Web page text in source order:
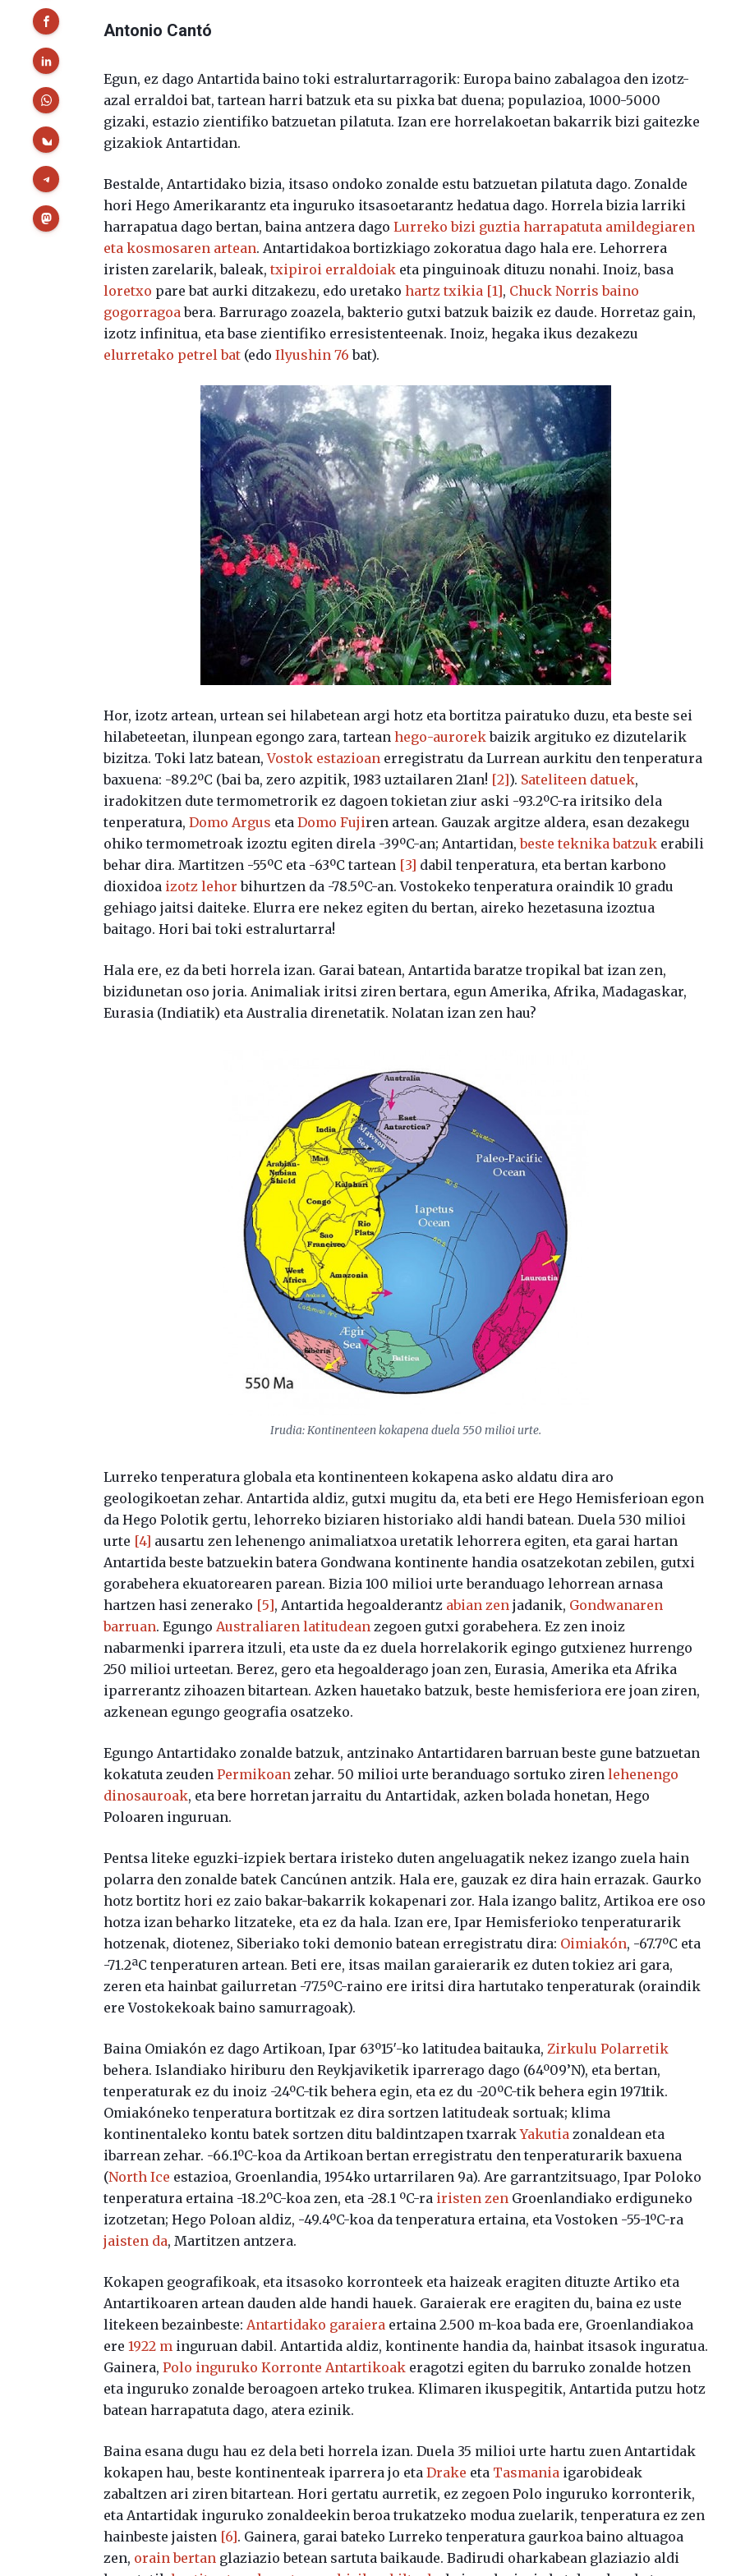
Antonio Cantó
Egun, ez dago Antartida baino toki estralurtarragorik: Europa baino zabalagoa den izotz-
azal erraldoi bat, tartean harri batzuk eta su pixka bat duena; populazioa, 1000-5000
gizaki, estazio zientifiko batzuetan pilatuta. Izan ere horrelakoetan bakarrik bizi gaitezke
gizakiok Antartidan.
Bestalde, Antartidako bizia, itsaso ondoko zonalde estu batzuetan pilatuta dago. Zonalde
hori Hego Amerikarantz eta inguruko itsasoetarantz hedatua dago. Horrela bizia larriki
harrapatua dago bertan, baina antzera dagoLurreko bizi guztia harrapatuta amildegiaren
eta kosmosaren artean. Antartidakoa bortizkiago zokoratua dago hala ere. Lehorrera
iristen zarelarik, baleak,txipiroi erraldoiak eta pinguinoak dituzu nonahi. Inoiz, basa
loretxo pare bat aurki ditzakezu, edo uretako hartz txikia [1], Chuck Norris baino
gogorragoabera. Barrurago zoazela, bakterio gutxi batzuk baizik ez daude. Horretaz gain,
izotz infinitua, eta base zientifiko erresistenteenak. Inoiz, hegaka ikus dezakezu
elurretako petrel bat (edoIlyushin 76 bat).
Hor, izotz artean, urtean sei hilabetean argi hotz eta bortitza pairatuko duzu, eta beste sei
hilabeteetan, ilunpean egongo zara, tarteanhego-aurorekbaizik argituko ez dizutelarik
bizitza. Toki latz batean,Vostok estazioan erregistratu da Lurrean aurkitu den tenperatura
baxuena: -89.2ºC (bai ba, zero azpitik, 1983 uztailaren 21an! [2]). Sateliteen datuek,
iradokitzen dute termometrorik ez dagoen tokietan ziur aski -93.2ºC-ra iritsiko dela
tenperatura,Domo Argus etaDomo Fujiren artean. Gauzak argitze aldera, esan dezakegu
ohiko termometroak izoztu egiten direla -39ºC-an; Antartidan,beste teknika batzuk erabili
behar dira. Martitzen -55ºC eta -63ºC tartean [3] dabil tenperatura, eta bertan karbono
dioxidoa izotz lehor bihurtzen da -78.5ºC-an. Vostokeko tenperatura oraindik 10 gradu
gehiago jaitsi daiteke. Elurra ere nekez egiten du bertan, aireko hezetasuna izoztua
baitago. Hori bai toki estralurtarra!
Hala ere, ez da beti horrela izan. Garai batean, Antartida baratze tropikal bat izan zen,
bizidunetan oso joria. Animaliak iritsi ziren bertara, egun Amerika, Afrika, Madagaskar,
Eurasia (Indiatik) eta Australia direnetatik. Nolatan izan zen hau?
Irudia: Kontinenteen kokapena duela 550 milioi urte.
Lurreko tenperatura globala eta kontinenteen kokapena asko aldatu dira aro
geologikoetan zehar. Antartida aldiz, gutxi mugitu da, eta beti ere Hego Hemisferioan egon
da Hego Polotik gertu, lehorreko biziaren historiako aldi handi batean. Duela 530 milioi
urte [4] ausartu zen lehenengo animaliatxoa uretatik lehorrera egiten, eta garai hartan
Antartida beste batzuekin batera Gondwana kontinente handia osatzekotan zebilen, gutxi
gorabehera ekuatorearen parean. Bizia 100 milioi urte beranduago lehorrean arnasa
hartzen hasi zenerako [5], Antartida hegoalderantz abian zen jadanik, Gondwanaren
barruan. EgungoAustraliaren latitudean zegoen gutxi gorabehera. Ez zen inoiz
nabarmenki iparrera itzuli, eta uste da ez duela horrelakorik egingo gutxienez hurrengo
250 milioi urteetan. Berez, gero eta hegoalderago joan zen, Eurasia, Amerika eta Afrika
iparrerantz zihoazen bitartean. Azken hauetako batzuk, beste hemisferiora ere joan ziren,
azkenean egungo geografia osatzeko.
Egungo Antartidako zonalde batzuk, antzinako Antartidaren barruan beste gune batzuetan
kokatuta zeudenPermikoan zehar. 50 milioi urte beranduago sortuko zirenlehenengo
dinosauroak, eta bere horretan jarraitu du Antartidak, azken bolada honetan, Hego
Poloaren inguruan.
Pentsa liteke eguzki-izpiek bertara iristeko duten angeluagatik nekez izango zuela hain
polarra den zonalde batek Cancúnen antzik. Hala ere, gauzak ez dira hain errazak. Gaurko
hotz bortitz hori ez zaio bakar-bakarrik kokapenari zor. Hala izango balitz, Artikoa ere oso
hotza izan beharko litzateke, eta ez da hala. Izan ere, Ipar Hemisferioko tenperaturarik
hotzenak, diotenez, Siberiako toki demonio batean erregistratu dira: Oimiakón, -67.7ºC eta
-71.2ªC tenperaturen artean. Beti ere, itsas mailan garaierarik ez duten tokiez ari gara,
zeren eta hainbat gailurretan -77.5ºC-raino ere iritsi dira hartutako tenperaturak (oraindik
ere Vostokekoak baino samurragoak).
Baina Omiakón ez dago Artikoan, Ipar 63º15′-ko latitudea baitauka,Zirkulu Polarretik
behera. Islandiako hiriburu den Reykjaviketik iparrerago dago (64º09’N), eta bertan,
tenperaturak ez du inoiz -24ºC-tik behera egin, eta ez du -20ºC-tik behera egin 1971tik.
Omiakóneko tenperatura bortitzak ez dira sortzen latitudeak sortuak; klima
kontinentaleko kontu batek sortzen ditu baldintzapen txarrakYakutia zonaldean eta
ibarrean zehar. -66.1ºC-koa da Artikoan bertan erregistratu den tenperaturarik baxuena
(North Ice estazioa, Groenlandia, 1954ko urtarrilaren 9a). Are garrantzitsuago, Ipar Poloko
tenperatura ertaina -18.2ºC-koa zen, eta -28.1 ºC-ra iristen zen Groenlandiako erdiguneko
izotzetan; Hego Poloan aldiz, -49.4ºC-koa da tenperatura ertaina, eta Vostoken -55-1ºC-ra
jaisten da, Martitzen antzera.
Kokapen geografikoak, eta itsasoko korronteek eta haizeak eragiten dituzte Artiko eta
Antartikoaren artean dauden alde handi hauek. Garaierak ere eragiten du, baina ez uste
litekeen bezainbeste:Antartidako garaiera ertaina 2.500 m-koa bada ere, Groenlandiakoa
ere1922 m inguruan dabil. Antartida aldiz, kontinente handia da, hainbat itsasok inguratua.
Gainera,Polo inguruko Korronte Antartikoak eragotzi egiten du barruko zonalde hotzen
eta inguruko zonalde beroagoen arteko trukea. Klimaren ikuspegitik, Antartida putzu hotz
batean harrapatuta dago, atera ezinik.
Baina esana dugu hau ez dela beti horrela izan. Duela 35 milioi urte hartu zuen Antartidak
kokapen hau, beste kontinenteak iparrera jo etaDrake eta Tasmania igarobideak
zabaltzen ari ziren bitartean. Hori gertatu aurretik, ez zegoen Polo inguruko korronterik,
eta Antartidak inguruko zonaldeekin beroa trukatzeko modua zuelarik, tenperatura ez zen
hainbeste jaisten [6]. Gainera, garai bateko Lurreko tenperatura gaurkoa baino altuagoa
zen, orain bertan glaziazio betean sartuta baikaude. Badirudi oharkabean glaziazio aldi